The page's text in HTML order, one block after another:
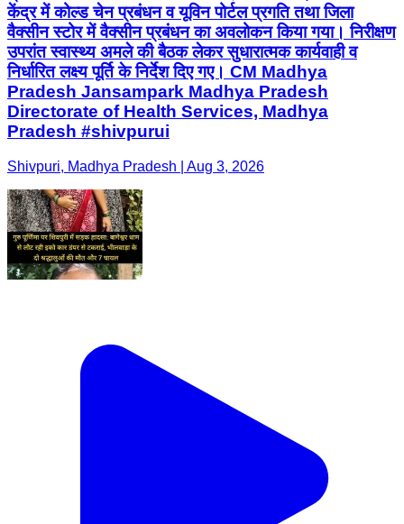
केंद्र में कोल्ड चेन प्रबंधन व यूविन पोर्टल प्रगति तथा जिला
वैक्सीन स्टोर में वैक्सीन प्रबंधन का अवलोकन किया गया। निरीक्षण
उपरांत स्वास्थ्य अमले की बैठक लेकर सुधारात्मक कार्यवाही व
निर्धारित लक्ष्य पूर्ति के निर्देश दिए गए। CM Madhya
Pradesh Jansampark Madhya Pradesh
Directorate of Health Services, Madhya
Pradesh #shivpurui
Shivpuri, Madhya Pradesh | Aug 3, 2026